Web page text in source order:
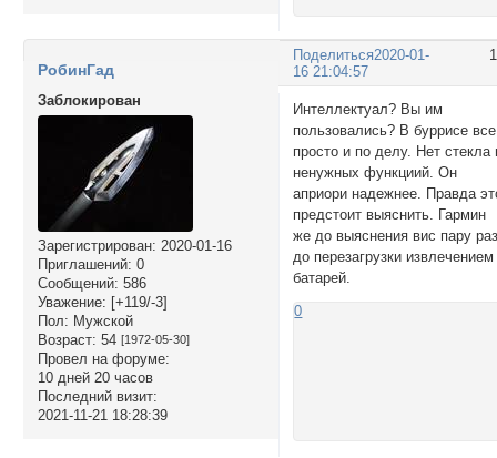
Поделиться2020-01-
16 21:04:57
РобинГад
Заблокирован
Зарегистрирован: 2020-01-16
Приглашений: 0
Сообщений: 586
Уважение: [+119/-3]
Пол: Мужской
Возраст: 54 [1972-05-30]
Провел на форуме:
10 дней 20 часов
Последний визит:
2021-11-21 18:28:39
Интеллектуал? Вы им
пользовались? В буррисе все
просто и по делу. Нет стекла
ненужных функциий. Он
априори надежнее. Правда
предстоит выяснить. Гармин
же до выяснения вис пару
до перезагрузки извлечением
батарей.
0